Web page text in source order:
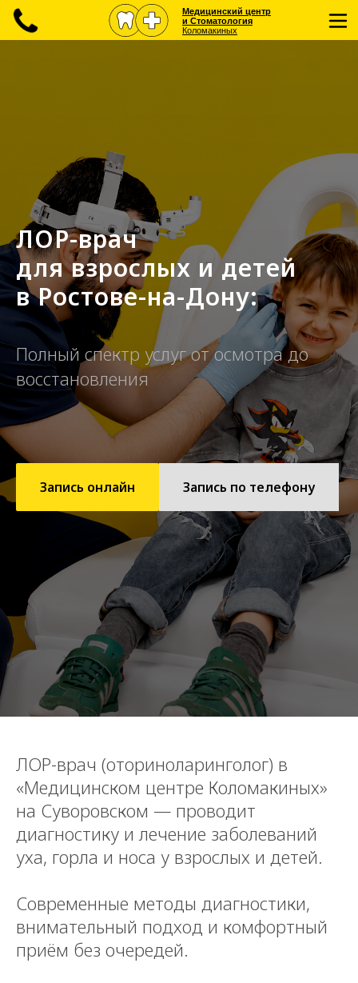
Медицинский центр
и Стоматология
Коломакиных
ЛОР-врач
для взрослых и детей
в Ростове-на-Дону:
Полный спектр услуг от осмотра до
восстановления
Запись онлайн Запись по телефону
ЛОР-врач (оториноларинголог) в
«Медицинском центре Коломакиных»
на Суворовском — проводит
диагностику и лечение заболеваний
уха, горла и носа у взрослых и детей.
Современные методы диагностики,
внимательный подход и комфортный
приём без очередей.